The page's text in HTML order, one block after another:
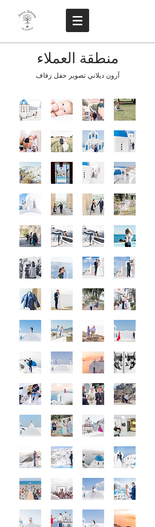
منطقة العملاء
آرون ديلاني تصوير حفل زفاف